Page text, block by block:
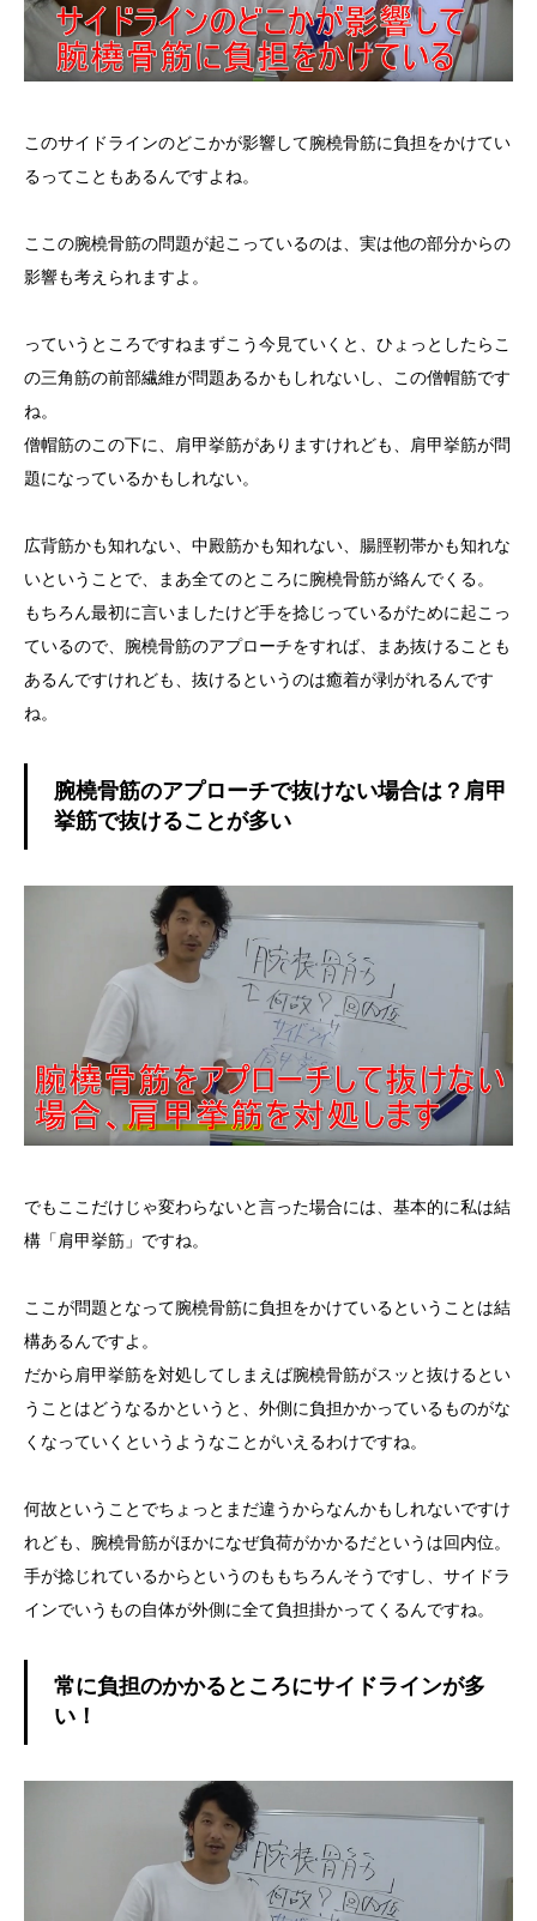
このサイドラインのどこかが影響して腕橈骨筋に負担をかけてい
るってこともあるんですよね。
ここの腕橈骨筋の問題が起こっているのは、実は他の部分からの
影響も考えられますよ。
っていうところですねまずこう今見ていくと、ひょっとしたらこ
の三角筋の前部繊維が問題あるかもしれないし、この僧帽筋です
ね。
僧帽筋のこの下に、肩甲挙筋がありますけれども、肩甲挙筋が問
題になっているかもしれない。
広背筋かも知れない、中殿筋かも知れない、腸脛靭帯かも知れな
いということで、まあ全てのところに腕橈骨筋が絡んでくる。
もちろん最初に言いましたけど手を捻じっているがために起こっ
ているので、腕橈骨筋のアプローチをすれば、まあ抜けることも
あるんですけれども、抜けるというのは癒着が剥がれるんです
ね。
腕橈骨筋のアプローチで抜けない場合は？肩甲
挙筋で抜けることが多い
でもここだけじゃ変わらないと言った場合には、基本的に私は結
構「肩甲挙筋」ですね。
ここが問題となって腕橈骨筋に負担をかけているということは結
構あるんですよ。
だから肩甲挙筋を対処してしまえば腕橈骨筋がスッと抜けるとい
うことはどうなるかというと、外側に負担かかっているものがな
くなっていくというようなことがいえるわけですね。
何故ということでちょっとまだ違うからなんかもしれないですけ
れども、腕橈骨筋がほかになぜ負荷がかかるだというは回内位。
手が捻じれているからというのももちろんそうですし、サイドラ
インでいうもの自体が外側に全て負担掛かってくるんですね。
常に負担のかかるところにサイドラインが多
い！